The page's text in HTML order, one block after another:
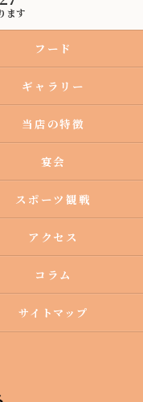
ます
フード
ギャラリー
当店の特徴
宴会
スポーツ観戦
アクセス
コラム
サイトマップ